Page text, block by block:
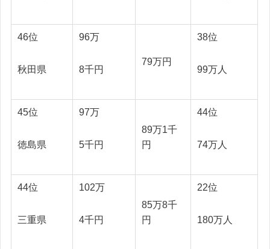
46位
秋田県
96万
8千円
79万円
38位
99万人
45位
徳島県
97万
5千円
89万1千
円
44位
74万人
44位
三重県
102万
4千円
85万8千
円
22位
180万人